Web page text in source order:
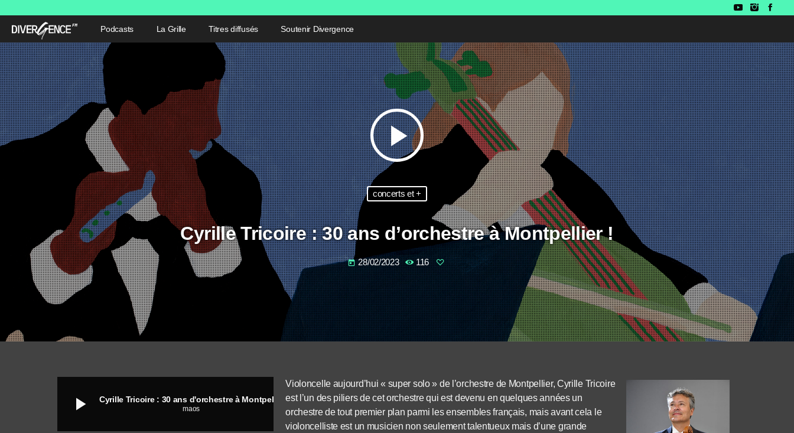
Podcasts La Grille Titres diffusés Soutenir Divergence
play_arrow
concerts et +
Cyrille Tricoire : 30 ans d’orchestre à Montpellier !
today 28/02/2023 116
play_arrow maos
Violoncelle aujourd’hui « super solo » de l’orchestre de Montpellier, Cyrille Tricoire
est l’un des piliers de cet orchestre qui est devenu en quelques années un
orchestre de tout premier plan parmi les ensembles français, mais avant cela le
violoncelliste est un musicien non seulement talentueux mais d’une grande